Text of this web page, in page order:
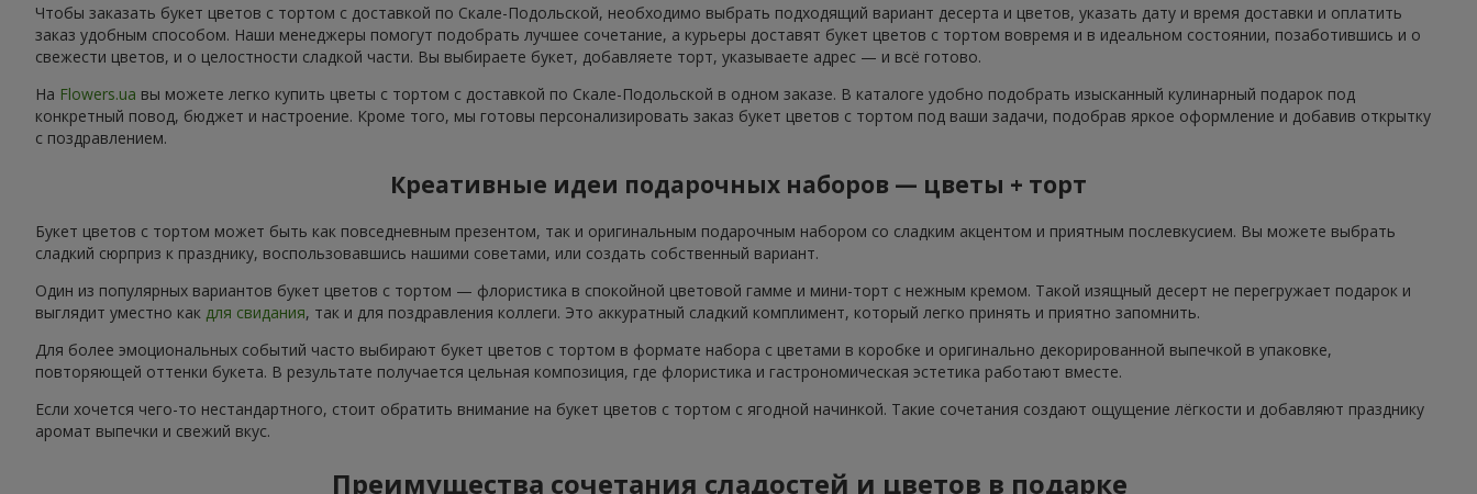
Чтобы заказать букет цветов с тортом с доставкой по Скале-Подольской, необходимо выбрать подходящий вариант десерта и цветов, указать дату и время доставки и оплатить
заказ удобным способом. Наши менеджеры помогут подобрать лучшее сочетание, а курьеры доставят букет цветов с тортом вовремя и в идеальном состоянии, позаботившись и о
свежести цветов, и о целостности сладкой части. Вы выбираете букет, добавляете торт, указываете адрес — и всё готово.
На Flowers.ua вы можете легко купить цветы с тортом с доставкой по Скале-Подольской в одном заказе. В каталоге удобно подобрать изысканный кулинарный подарок под
конкретный повод, бюджет и настроение. Кроме того, мы готовы персонализировать заказ букет цветов с тортом под ваши задачи, подобрав яркое оформление и добавив открытку
с поздравлением.
Креативные идеи подарочных наборов — цветы + торт
Букет цветов с тортом может быть как повседневным презентом, так и оригинальным подарочным набором со сладким акцентом и приятным послевкусием. Вы можете выбрать
сладкий сюрприз к празднику, воспользовавшись нашими советами, или создать собственный вариант.
Один из популярных вариантов букет цветов с тортом — флористика в спокойной цветовой гамме и мини-торт с нежным кремом. Такой изящный десерт не перегружает подарок и
выглядит уместно как для свидания, так и для поздравления коллеги. Это аккуратный сладкий комплимент, который легко принять и приятно запомнить.
Для более эмоциональных событий часто выбирают букет цветов с тортом в формате набора с цветами в коробке и оригинально декорированной выпечкой в упаковке,
повторяющей оттенки букета. В результате получается цельная композиция, где флористика и гастрономическая эстетика работают вместе.
Если хочется чего-то нестандартного, стоит обратить внимание на букет цветов с тортом с ягодной начинкой. Такие сочетания создают ощущение лёгкости и добавляют празднику
аромат выпечки и свежий вкус.
Преимущества сочетания сладостей и цветов в подарке